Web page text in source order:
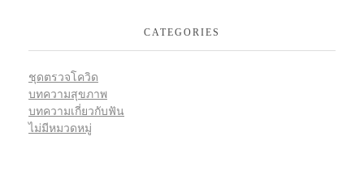
CATEGORIES
ชุดตรวจโควิด
บทความสุขภาพ
บทความเกี่ยวกับฟัน
ไม่มีหมวดหมู่